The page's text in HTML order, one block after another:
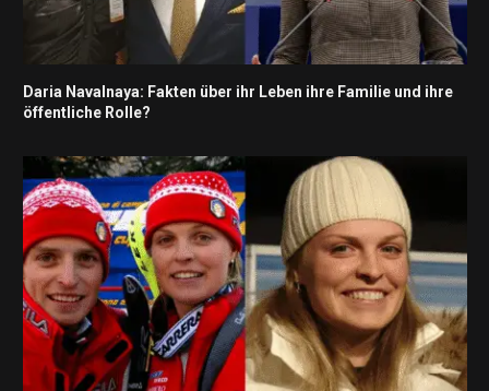
Daria Navalnaya: Fakten über ihr Leben ihre Familie und ihre
öffentliche Rolle?